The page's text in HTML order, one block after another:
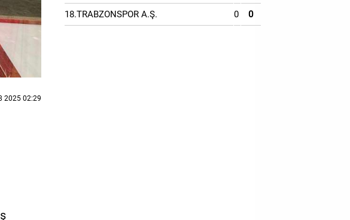
2025 02:29
18.TRABZONSPOR A.Ş. 0 0